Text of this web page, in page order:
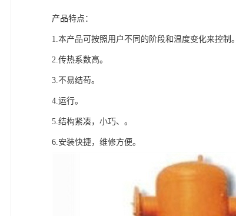
产品特点：
1.本产品可按照用户不同的阶段和温度变化来控制。
2.传热系数高。
3.不易结苟。
4.运行。
5.结构紧凑，小巧、。
6.安装快捷，维修方便。